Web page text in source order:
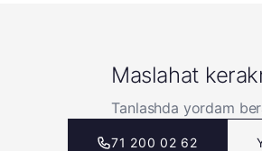
Maslahat
Tanlashda yordam
71 200 02 62